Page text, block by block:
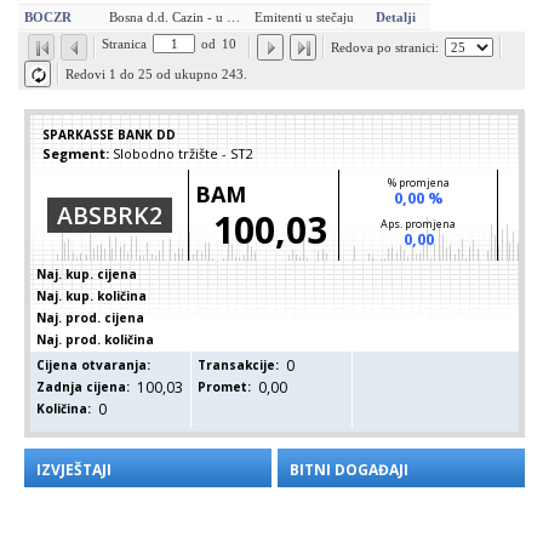
BOCZR
Emitenti u stečaju
Detalji
Stranica
od 10
Redova po stranici:
Redovi 1 do 25 od ukupno 243.
SPARKASSE BANK DD
Segment: Slobodno tržište - ST2
ABSBRK2
BAM
100,03
% promjena
0,00 %
Aps. promjena
0,00
Naj. kup. cijena
Naj. kup. količina
Naj. prod. cijena
Naj. prod. količina
Cijena otvaranja:
Zadnja cijena: 100,03
Količina: 0
Transakcije: 0
Promet: 0,00
IZVJEŠTAJI BITNI DOGAĐAJI